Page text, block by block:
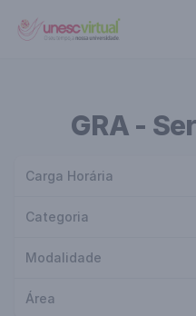
UNESC VIRTUAL
GRA -
Carga Horária
Categoria
Modalidade
Área